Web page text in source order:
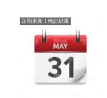
定期更新！検証結果